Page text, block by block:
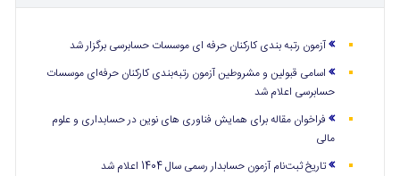
آزمون رتبه بندی کارکنان حرفه ای موسسات حسابرسی برگزار شد
اسامی قبولین و مشروطین آزمون رتبه‌بندی کارکنان حرفه‌ای موسسات
حسابرسی اعلام شد
فراخوان مقاله برای همایش فناوری های نوین در حسابداری و علوم
مالی
تاریخ ثبت‌نام آزمون حسابدار رسمی سال 1404 اعلام شد